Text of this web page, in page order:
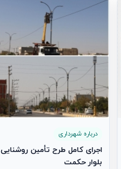
درباره شهرداری
اجرای کامل طرح تأمین روشنایی
بلوار حکمت